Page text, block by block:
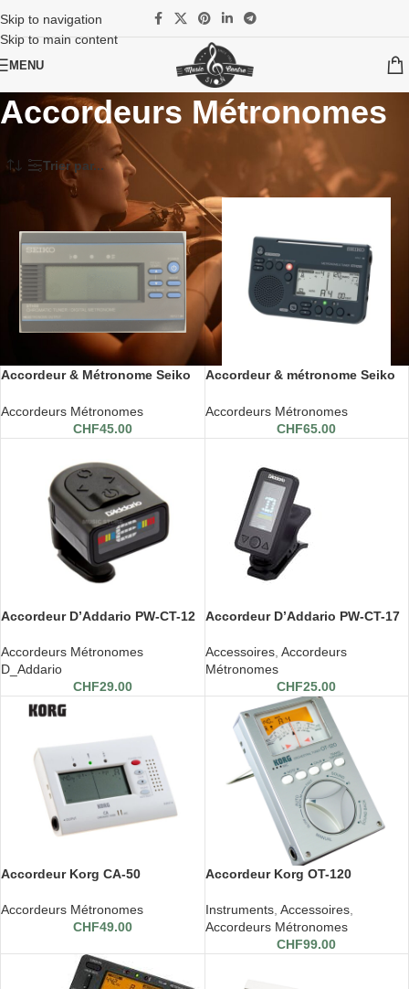
Skip to navigation
Skip to main content
MENU
Accordeurs Métronomes
Instruments/Accessoires
Accordeurs Métronomes
Trier par...
Accordeur & Métronome Seiko
Accordeurs Métronomes
CHF45.00
Accordeur & métronome Seiko
Accordeurs Métronomes
CHF65.00
Accordeur D’Addario PW-CT-12
Accordeurs Métronomes
D_Addario
CHF29.00
Accordeur D’Addario PW-CT-17
Accessoires, Accordeurs
Métronomes
CHF25.00
Accordeur Korg CA-50
Accordeurs Métronomes
CHF49.00
Accordeur Korg OT-120
Instruments, Accessoires,
Accordeurs Métronomes
CHF99.00